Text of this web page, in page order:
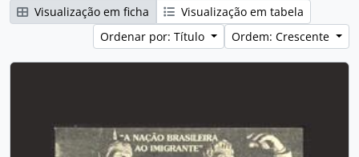
Visualização em ficha
Visualização em tabela
Ordenar por: Título
Ordem: Crescente